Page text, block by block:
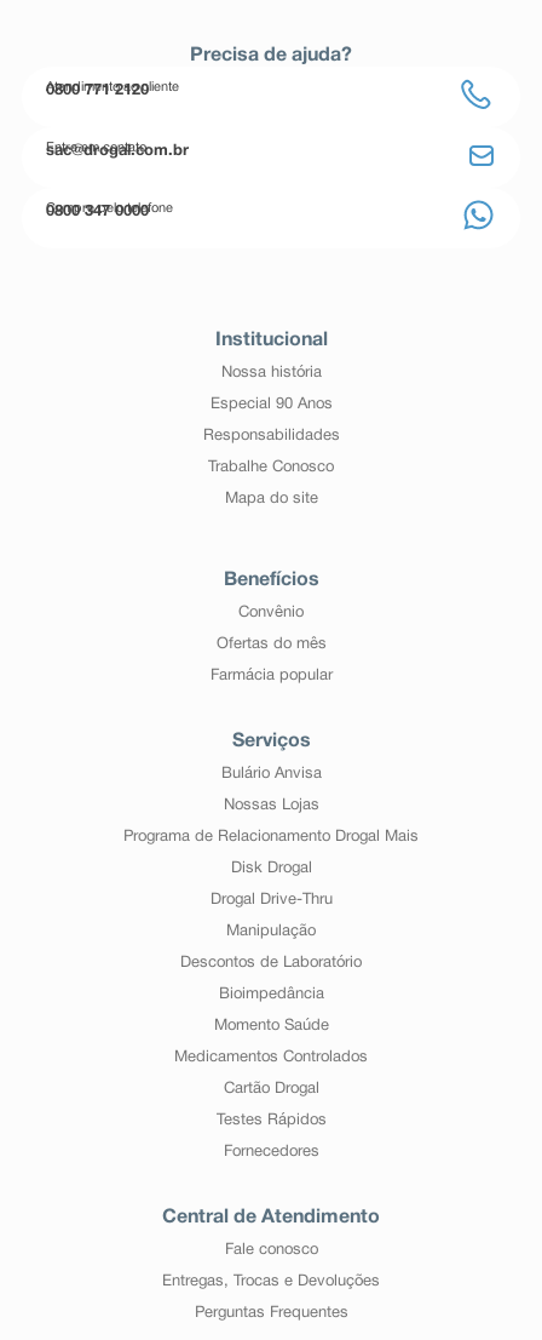
Precisa de ajuda?
Atendimento ao cliente
0800 771 2120
Entre em contato
sac@drogal.com.br
Compre pelo telefone
0800 347 0000
Institucional
Nossa história
Especial 90 Anos
Responsabilidades
Trabalhe Conosco
Mapa do site
Benefícios
Convênio
Ofertas do mês
Farmácia popular
Serviços
Bulário Anvisa
Nossas Lojas
Programa de Relacionamento Drogal Mais
Disk Drogal
Drogal Drive-Thru
Manipulação
Descontos de Laboratório
Bioimpedância
Momento Saúde
Medicamentos Controlados
Cartão Drogal
Testes Rápidos
Fornecedores
Central de Atendimento
Fale conosco
Entregas, Trocas e Devoluções
Perguntas Frequentes